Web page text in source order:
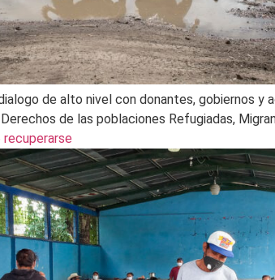
de alto nivel con donantes, gobiernos y
de las poblaciones Refugiadas,